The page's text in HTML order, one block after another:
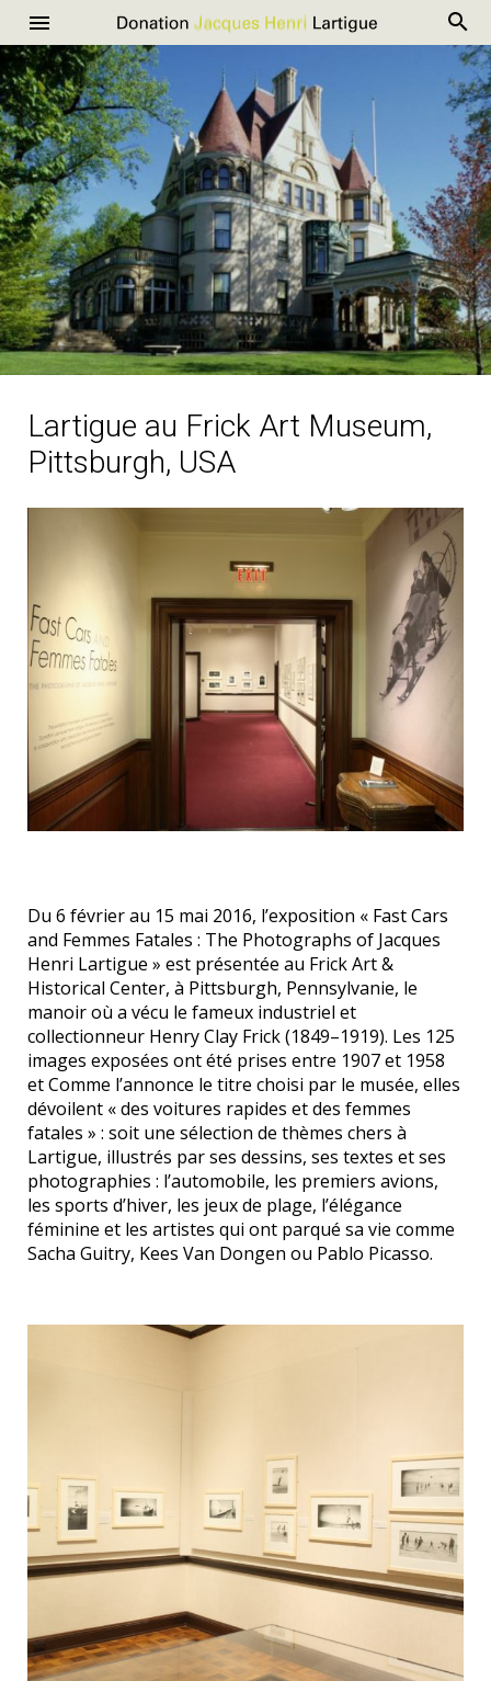
Aller
au
contenu
MenuDonation
Jacques
Henri
Lartigue
Lartigue au Frick Art Museum,
Pittsburgh, USA
Du 6 février au 15 mai 2016, l’exposition « Fast Cars
and Femmes Fatales : The Photographs of Jacques
Henri Lartigue » est présentée au Frick Art &
Historical Center, à Pittsburgh, Pennsylvanie, le
manoir où a vécu le fameux industriel et
collectionneur Henry Clay Frick (1849–1919). Les 125
images exposées ont été prises entre 1907 et 1958
et Comme l’annonce le titre choisi par le musée, elles
dévoilent « des voitures rapides et des femmes
fatales » : soit une sélection de thèmes chers à
Lartigue, illustrés par ses dessins, ses textes et ses
photographies : l’automobile, les premiers avions,
les sports d’hiver, les jeux de plage, l’élégance
féminine et les artistes qui ont parqué sa vie comme
Sacha Guitry, Kees Van Dongen ou Pablo Picasso.